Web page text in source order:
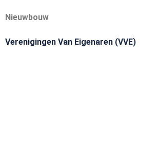
Nieuwbouw
Verenigingen Van Eigenaren (VVE)